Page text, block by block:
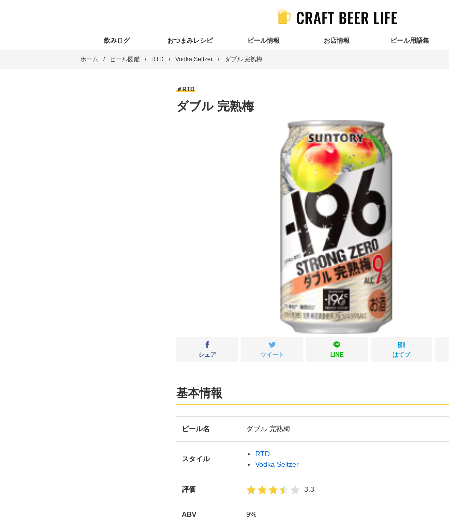
飲みログ おつまみレシピ ビール情報 お店情報 ビール用語集
ホーム ビール図鑑 RTD Vodka Seltzer ダブル 完熟梅
RTD
ダブル 完熟梅
シェア ツイート LINE はてブ
基本情報
ビール名 ダブル 完熟梅
スタイル
RTD
Vodka Seltzer
評価 3.3
ABV 9%